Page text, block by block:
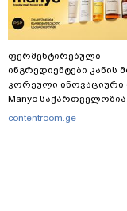
ფერმენტირებული
ინგრედიენტები კანის
კორეული ინოვაციური
Manyo საქართველოშია
contentroom.ge